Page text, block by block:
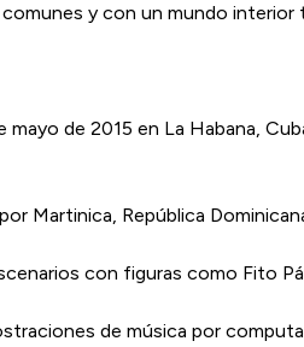
y con un mundo
mayo de 2015 en La Habana,
Martinica, República
con figuras como Fito
de música por